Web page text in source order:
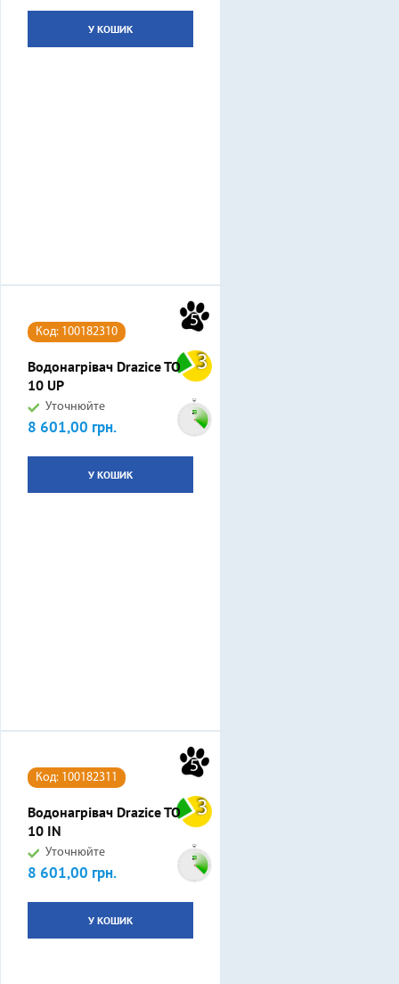
У КОШИК
5
3
Код: 100182310
Водонагрівач Drazice TO
10 UP
Уточнюйте
Ціна
8 601,00 грн.
У КОШИК
5
3
Код: 100182311
Водонагрівач Drazice TO
10 IN
Уточнюйте
Ціна
8 601,00 грн.
У КОШИК